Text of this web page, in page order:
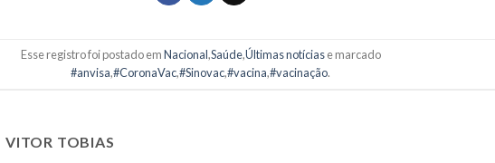
Esse registro foi postado em Nacional ,Saúde,Últimas notíciase marcado
#anvisa,#CoronaVac,#Sinovac,#vacina,#vacinação.
VITOR TOBIAS